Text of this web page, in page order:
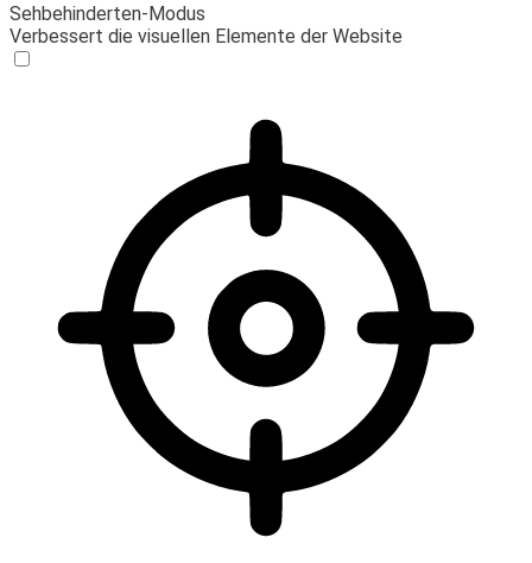
Sehbehinderten-Modus
Verbessert die visuellen Elemente der Website